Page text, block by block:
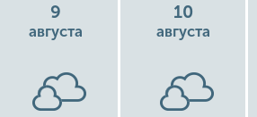
9
августа
10
августа